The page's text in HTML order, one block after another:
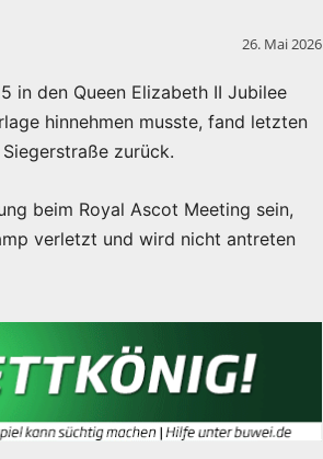
26. Mai 2026
in den Queen Elizabeth II Jubilee
hinnehmen musste, fand letzten
zurück.
beim Royal Ascot Meeting sein,
verletzt und wird nicht antreten